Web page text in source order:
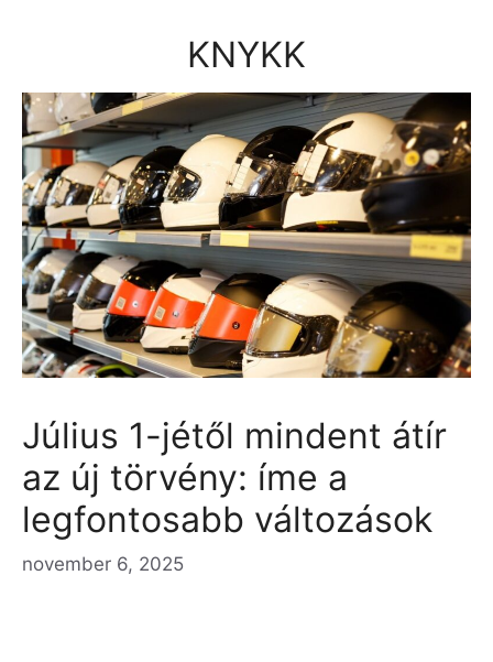
KNYKK
Július 1-jétől mindent átír
az új törvény: íme a
legfontosabb változások
november 6, 2025